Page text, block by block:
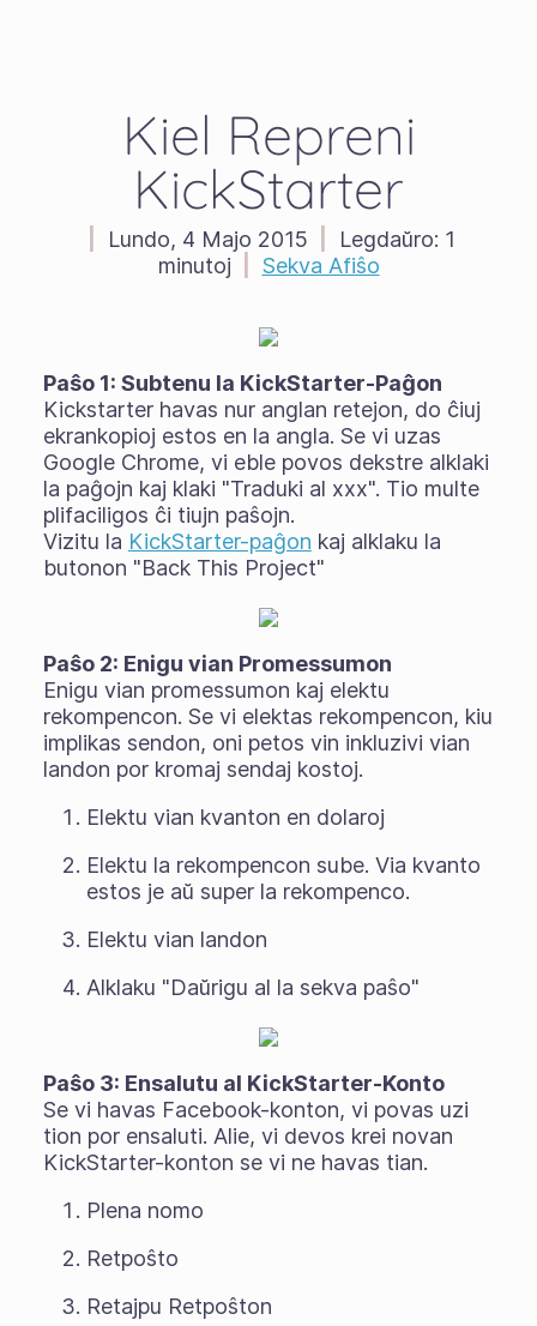
Kiel Repreni
KickStarter
Lundo, 4 Majo 2015 Legdaŭro: 1
minutoj
Sekva Afiŝo
Paŝo 1: Subtenu la KickStarter-Paĝon
Kickstarter havas nur anglan retejon, do ĉiuj
ekrankopioj estos en la angla. Se vi uzas
Google Chrome, vi eble povos dekstre alklaki
la paĝojn kaj klaki "Traduki al xxx". Tio multe
plifaciligos ĉi tiujn paŝojn.
Vizitu la KickStarter-paĝon kaj alklaku la
butonon "Back This Project"
Paŝo 2: Enigu vian Promessumon
Enigu vian promessumon kaj elektu
rekompencon. Se vi elektas rekompencon, kiu
implikas sendon, oni petos vin inkluzivi vian
landon por kromaj sendaj kostoj.
Elektu vian kvanton en dolaroj
Elektu la rekompencon sube. Via kvanto
estos je aŭ super la rekompenco.
Elektu vian landon
Alklaku "Daŭrigu al la sekva paŝo"
Paŝo 3: Ensalutu al KickStarter-Konto
Se vi havas Facebook-konton, vi povas uzi
tion por ensaluti. Alie, vi devos krei novan
KickStarter-konton se vi ne havas tian.
Plena nomo
Retpoŝto
Retajpu Retpoŝton